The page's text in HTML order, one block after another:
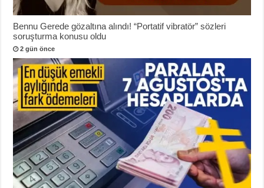
Bennu Gerede gözaltına alındı! “Portatif vibratör” sözleri
soruşturma konusu oldu
2 gün önce